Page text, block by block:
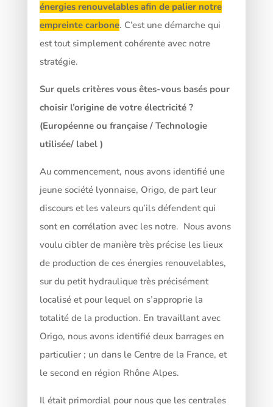
énergies renouvelables afin de palier notre
empreinte carbone. C’est une démarche qui
est tout simplement cohérente avec notre
stratégie.
Sur quels critères vous êtes-vous basés pour
choisir l’origine de votre électricité ?
(Européenne ou française / Technologie
utilisée/ label )
Au commencement, nous avons identifié une
jeune société lyonnaise, Origo, de part leur
discours et les valeurs qu’ils défendent qui
sont en corrélation avec les notre. Nous avons
voulu cibler de manière très précise les lieux
de production de ces énergies renouvelables,
sur du petit hydraulique très précisément
localisé et pour lequel on s’approprie la
totalité de la production. En travaillant avec
Origo, nous avons identifié deux barrages en
particulier ; un dans le Centre de la France, et
le second en région Rhône Alpes.
Il était primordial pour nous que les centrales